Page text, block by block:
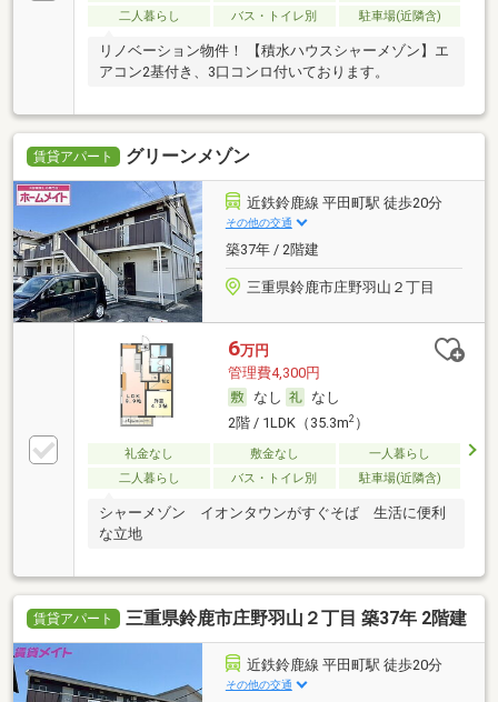
二人暮らし
バス・トイレ別 駐車場(近隣含)
リノベーション物件！ 【積水ハウスシャーメゾン】エ
アコン2基付き、3口コンロ付いております。
賃貸アパート グリーンメゾン
近鉄鈴鹿線 平田町駅 徒歩20分
その他の交通
築37年 / 2階建
三重県鈴鹿市庄野羽山２丁目
6万円
管理費4,300円
なし
なし
2階 / 1LDK（35.3m2）
礼金なし 敷金なし
一人暮らし
二人暮らし
バス・トイレ別 駐車場(近隣含)
シャーメゾン イオンタウンがすぐそば 生活に便利
な立地
賃貸アパート 三重県鈴鹿市庄野羽山２丁目 築37年 2階建
近鉄鈴鹿線 平田町駅 徒歩20分
その他の交通